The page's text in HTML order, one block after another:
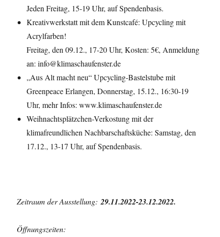
Jeden Freitag, 15-19 Uhr, auf Spendenbasis.
Kreativwerkstatt mit dem Kunstcafé: Upcycling mit
Acrylfarben!
Freitag, den 09.12., 17-20 Uhr, Kosten: 5€, Anmeldung
an: info@klimaschaufenster.de
„Aus Alt macht neu“ Upcycling-Bastelstube mit
Greenpeace Erlangen, Donnerstag, 15.12., 16:30-19
Uhr, mehr Infos: www.klimaschaufenster.de
Weihnachtsplätzchen-Verkostung mit der
klimafreundlichen Nachbarschaftsküche: Samstag, den
17.12., 13-17 Uhr, auf Spendenbasis.
Zeitraum der Ausstellung:29.11.2022-23.12.2022.
Öffnungszeiten: